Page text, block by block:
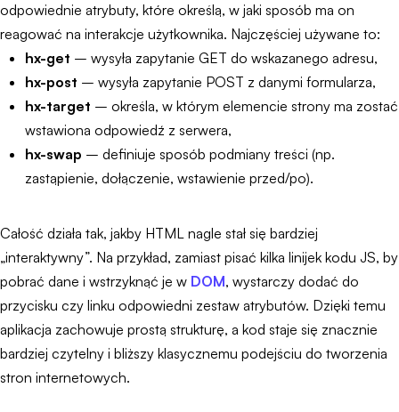
odpowiednie atrybuty, które określą, w jaki sposób ma on
reagować na interakcje użytkownika. Najczęściej używane to:
hx-get – wysyła zapytanie GET do wskazanego adresu,
hx-post – wysyła zapytanie POST z danymi formularza,
hx-target – określa, w którym elemencie strony ma zostać
wstawiona odpowiedź z serwera,
hx-swap – definiuje sposób podmiany treści (np.
zastąpienie, dołączenie, wstawienie przed/po).
Całość działa tak, jakby HTML nagle stał się bardziej
„interaktywny”. Na przykład, zamiast pisać kilka linijek kodu JS, by
pobrać dane i wstrzyknąć je w DOM, wystarczy dodać do
przycisku czy linku odpowiedni zestaw atrybutów. Dzięki temu
aplikacja zachowuje prostą strukturę, a kod staje się znacznie
bardziej czytelny i bliższy klasycznemu podejściu do tworzenia
stron internetowych.